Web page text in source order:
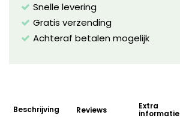
Snelle levering
Gratis verzending
Achteraf betalen mogelijk
Beschrijving Reviews Extra
informatie